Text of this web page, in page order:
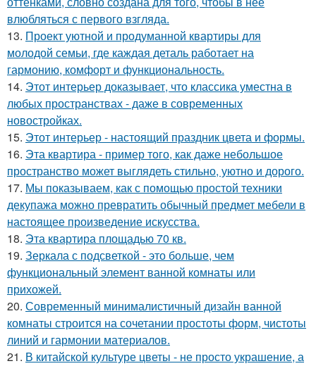
влюбляться с первого взгляда.
13. Проект уютной и продуманной квартиры для
молодой семьи, где каждая деталь работает на
гармонию, комфорт и функциональность.
14. Этот интерьер доказывает, что классика уместна в
любых пространствах - даже в современных
новостройках.
15. Этот интерьер - настоящий праздник цвета и формы.
16. Эта квартира - пример того, как даже небольшое
пространство может выглядеть стильно, уютно и дорого.
17. Мы показываем, как с помощью простой техники
декупажа можно превратить обычный предмет мебели в
настоящее произведение искусства.
18. Эта квартира площадью 70 кв.
19. Зеркала с подсветкой - это больше, чем
функциональный элемент ванной комнаты или
прихожей.
20. Современный минималистичный дизайн ванной
комнаты строится на сочетании простоты форм, чистоты
линий и гармонии материалов.
21. В китайской культуре цветы - не просто украшение, а